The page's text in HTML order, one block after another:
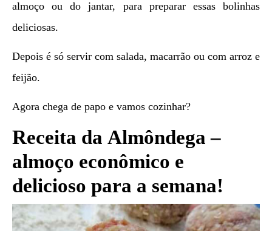
almoço ou do jantar, para preparar essas bolinhas
deliciosas.
Depois é só servir com salada, macarrão ou com arroz e
feijão.
Agora chega de papo e vamos cozinhar?
Receita da Almôndega –
almoço econômico e
delicioso para a semana!